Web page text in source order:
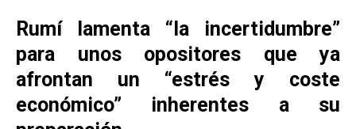
Rumí lamenta “la incertidumbre”
para unos opositores que ya
afrontan un “estrés y coste
económico” inherentes a su